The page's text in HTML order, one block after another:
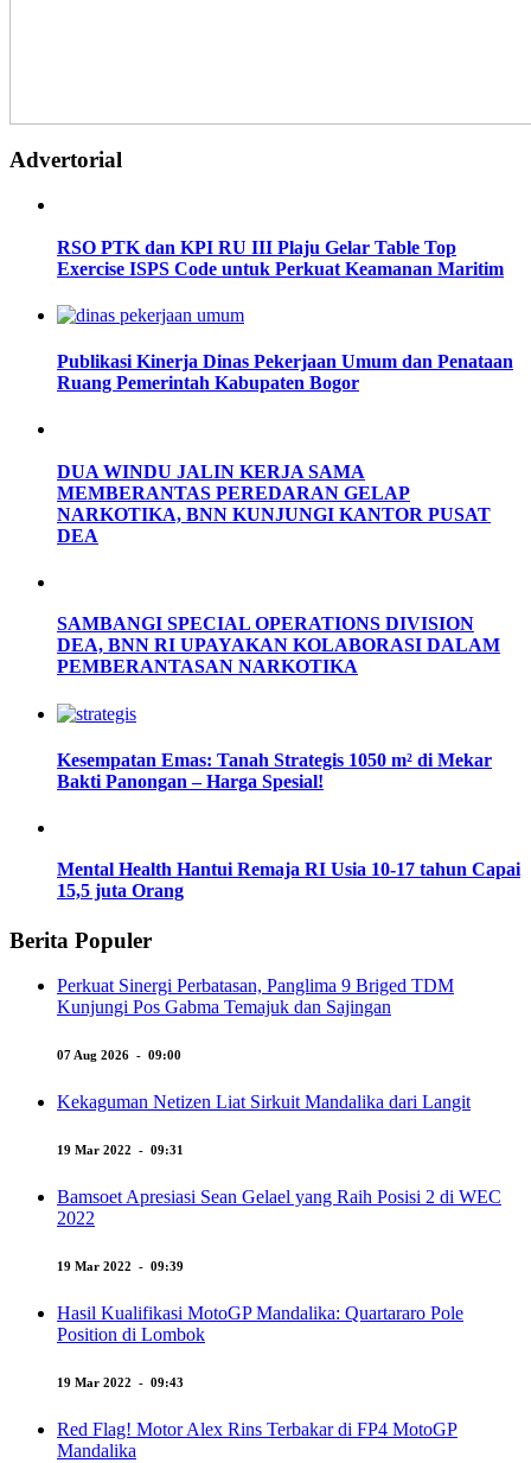
Advertorial
RSO PTK dan KPI RU III Plaju Gelar Table Top
Exercise ISPS Code untuk Perkuat Keamanan Maritim
Publikasi Kinerja Dinas Pekerjaan Umum dan Penataan
Ruang Pemerintah Kabupaten Bogor
DUA WINDU JALIN KERJA SAMA
MEMBERANTAS PEREDARAN GELAP
NARKOTIKA, BNN KUNJUNGI KANTOR PUSAT
DEA
SAMBANGI SPECIAL OPERATIONS DIVISION
DEA, BNN RI UPAYAKAN KOLABORASI DALAM
PEMBERANTASAN NARKOTIKA
Kesempatan Emas: Tanah Strategis 1050 m² di Mekar
Bakti Panongan – Harga Spesial!
Mental Health Hantui Remaja RI Usia 10-17 tahun Capai
15,5 juta Orang
Berita Populer
Perkuat Sinergi Perbatasan, Panglima 9 Briged TDM
Kunjungi Pos Gabma Temajuk dan Sajingan
07 Aug 2026 - 09:00
Kekaguman Netizen Liat Sirkuit Mandalika dari Langit
19 Mar 2022 - 09:31
Bamsoet Apresiasi Sean Gelael yang Raih Posisi 2 di WEC
2022
19 Mar 2022 - 09:39
Hasil Kualifikasi MotoGP Mandalika: Quartararo Pole
Position di Lombok
19 Mar 2022 - 09:43
Red Flag! Motor Alex Rins Terbakar di FP4 MotoGP
Mandalika